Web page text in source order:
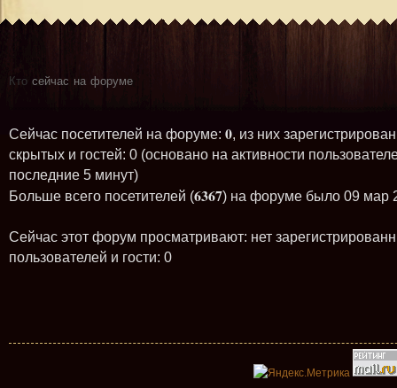
Кто сейчас на форуме
Сейчас посетителей на форуме: 0, из них
скрытых и гостей: 0 (основано на активности
последние 5 минут)
Больше всего посетителей (6367) на форуме было 09 мар
Сейчас этот форум просматривают: нет
пользователей и гости: 0